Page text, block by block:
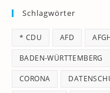
Schlagwörter
* CDU AFD
BADEN-WÜRTTEMBERG
CORONA